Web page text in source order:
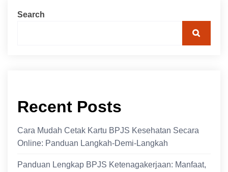
Search
Recent Posts
Cara Mudah Cetak Kartu BPJS Kesehatan Secara
Online: Panduan Langkah-Demi-Langkah
Panduan Lengkap BPJS Ketenagakerjaan: Manfaat,